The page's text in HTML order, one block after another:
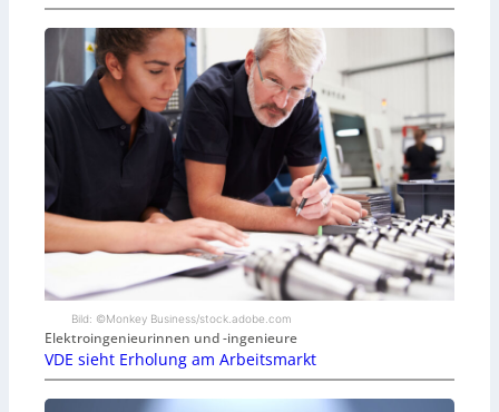
Bild: ©Monkey Business/stock.adobe.com
Elektroingenieurinnen und -ingenieure
VDE sieht Erholung am Arbeitsmarkt